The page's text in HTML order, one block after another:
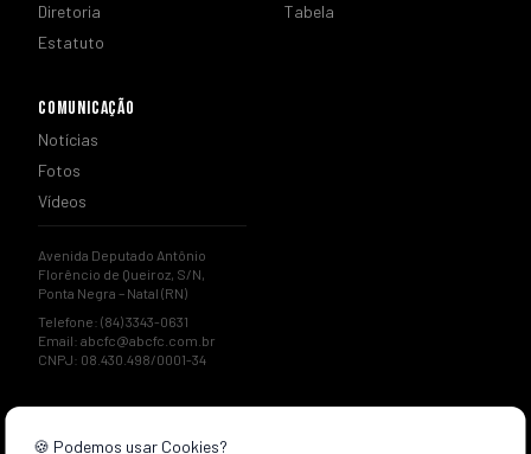
Diretoria
Estatuto
Tabela
COMUNICAÇÃO
Notícias
Fotos
Vídeos
Avenida Deputado Antônio
Florêncio de Queiroz, S/N,
Ponta Negra – Natal (RN)
Telefone: (84) 3343-0631
Email: abcfc@abcfc.com.br
CNPJ: 08.430.498/0001-34
🍪 Podemos usar Cookies?